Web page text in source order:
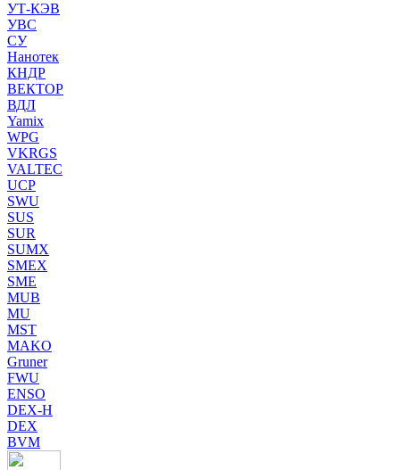
УТ-КЭВ
УВС
СУ
Нанотек
КНДР
ВЕКТОР
ВДЛ
Yamix
WPG
VKRGS
VALTEC
UCP
SWU
SUS
SUR
SUMX
SMEX
SME
MUB
MU
MST
MAKO
Gruner
FWU
ENSO
DEX-H
DEX
BVM